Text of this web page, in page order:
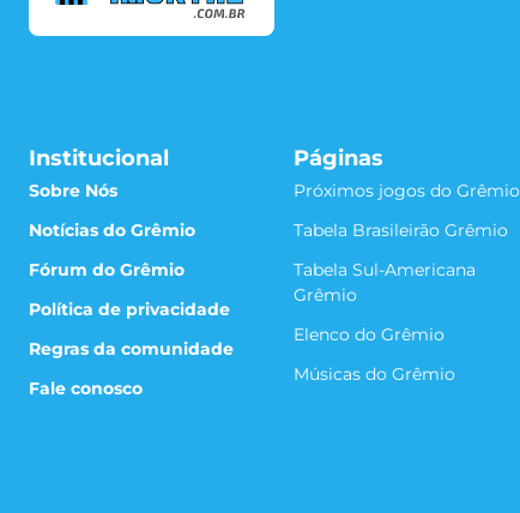
Institucional
Sobre Nós
Notícias do Grêmio
Fórum do Grêmio
Política de privacidade
Regras da comunidade
Fale conosco
Páginas
Próximos jogos do Grêmio
Tabela Brasileirão Grêmio
Tabela Sul-Americana
Grêmio
Elenco do Grêmio
Músicas do Grêmio